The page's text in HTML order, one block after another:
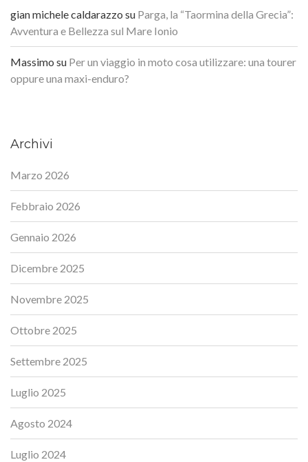
gian michele caldarazzo su Parga, la “Taormina della Grecia”:
Avventura e Bellezza sul Mare Ionio
Massimo su Per un viaggio in moto cosa utilizzare: una tourer
oppure una maxi-enduro?
Archivi
Marzo 2026
Febbraio 2026
Gennaio 2026
Dicembre 2025
Novembre 2025
Ottobre 2025
Settembre 2025
Luglio 2025
Agosto 2024
Luglio 2024